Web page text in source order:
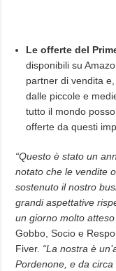
Le offerte del
disponibili su
partner di vendita
dalle piccole e
tutto il mondo
offerte da questi
“Questo è stato un
notato che le vendite
sostenuto il nostro
grandi aspettative
un giorno molto
Gobbo, Socio e
Fiver. “La nostra è
Pordenone, e da